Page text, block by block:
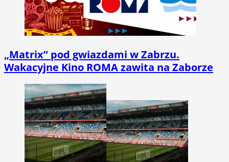
„Matrix” pod gwiazdami w Zabrzu.
Wakacyjne Kino ROMA zawita na Zaborze